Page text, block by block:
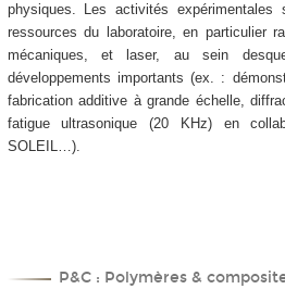
physiques. Les activités expérimentales
ressources du laboratoire, en particulier
mécaniques, et laser, au sein
développements importants (ex. :
fabrication additive à grande échelle,
fatigue ultrasonique (20 KHz) en
SOLEIL…).
P&C : Polymères &